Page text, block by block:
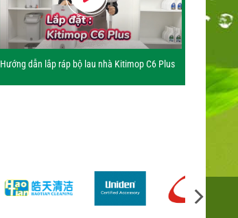
Hướng dẫn lắp ráp bộ lau nhà Kitimop C6 Plus